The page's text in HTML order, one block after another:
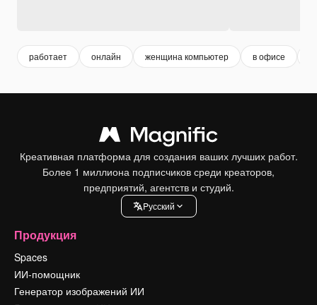
работает онлайн женщина компьютер в офисе
Креативная платформа для создания ваших лучших работ.
Более 1 миллиона подписчиков среди креаторов,
предприятий, агентств и студий.
Pусский
Продукция
Spaces
ИИ-помощник
Генератор изображений ИИ